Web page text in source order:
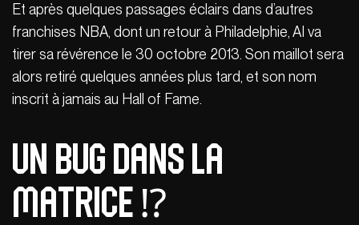
Et après quelques passages éclairs dans d’autres
franchises NBA, dont un retour à Philadelphie, AI va
tirer sa révérence le 30 octobre 2013. Son maillot sera
alors retiré quelques années plus tard, et son nom
inscrit à jamais au Hall of Fame.
Un bug dans la
matrice ⁉️